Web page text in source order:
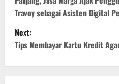
s
t
n
Travoy sebagai Asisten Digital
Next:
Tips Membayar Kartu Kredit